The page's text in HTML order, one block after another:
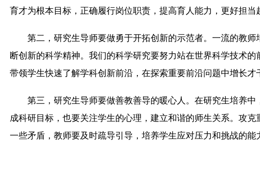
育才为根本目标，正确履行岗位职责，提高育人能力，更好担当
第二，研究生导师要做勇于开拓创新的示范者。一流的教
断创新的科学精神。我们的科学研究要努力站在世界科学技术
带领学生快速了解学科创新前沿，在探索重要前沿问题中增长才
第三，研究生导师要做善教善导的暖心人。在研究生培养
成科研目标，也要关注学生的心理，建立和谐的师生关系。攻
一些矛盾，教师要及时疏导引导，培养学生应对压力和挑战的能